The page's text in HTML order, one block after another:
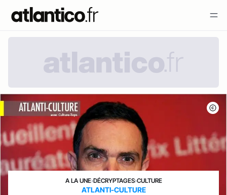
A LA UNE›DÉCRYPTAGES›CULTURE
ATLANTI-CULTURE